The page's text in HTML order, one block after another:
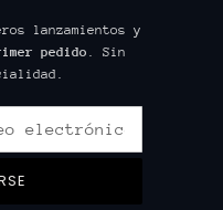
lanzamientos y
pedido . Sin